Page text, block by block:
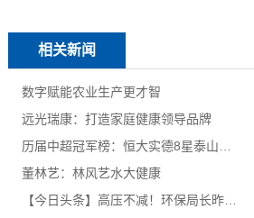
相关新闻
数字赋能农业生产更才智
远光瑞康：打造家庭健康领导品牌
董林艺：林风艺水大健康
【今日头条】高压不减！环保局长昨夜又去夜查了